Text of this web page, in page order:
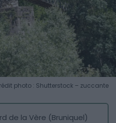
photo : Shutterstock – zuccante
de la Vère (Bruniquel)